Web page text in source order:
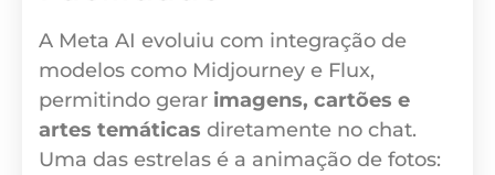
A Meta AI evoluiu com integração de
modelos como Midjourney e Flux,
permitindo gerar imagens, cartões e
artes temáticas diretamente no chat.
Uma das estrelas é a animação de fotos: